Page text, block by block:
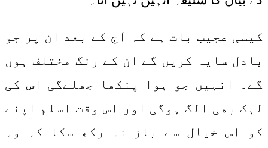
کیسی عجیب بات ہے کہ آج کے بعد ان پر جو
بادل سایہ کریں گے ان کے رنگ مختلف ہوں
گے۔ انہیں جو ہوا پنکھا جھلےگی اس کی
لہک بھی الگ ہوگی اور اس وقت اسلم اپنے
کو اس خیال سے باز نہ رکھ سکا کہ وہ